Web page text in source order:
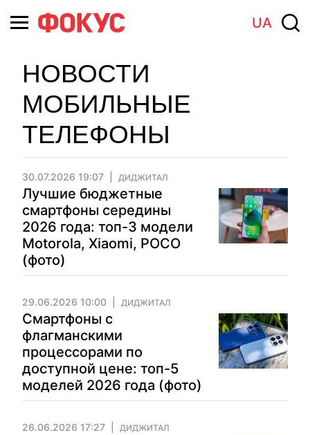
UA
НОВОСТИ
МОБИЛЬНЫЕ
ТЕЛЕФОНЫ
30.07.2026 19:07 ДИДЖИТАЛ
Лучшие бюджетные
смартфоны середины
2026 года: топ-3 модели
Motorola, Xiaomi, POCO
(фото)
29.06.2026 10:00 ДИДЖИТАЛ
Смартфоны с
флагманскими
процессорами по
доступной цене: топ-5
моделей 2026 года (фото)
26.06.2026 17:27 ДИДЖИТАЛ